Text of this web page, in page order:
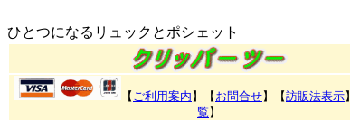
ひとつになるリュックとポシェット
【 ご利用案内 】【 お問合せ】【訪販法表示】
覧 】